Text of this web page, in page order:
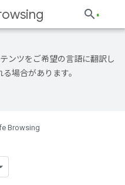
ンツをご希望の言語に翻訳し
場合があります。
Browsing